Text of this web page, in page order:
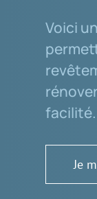
Voici
facilité.
Je